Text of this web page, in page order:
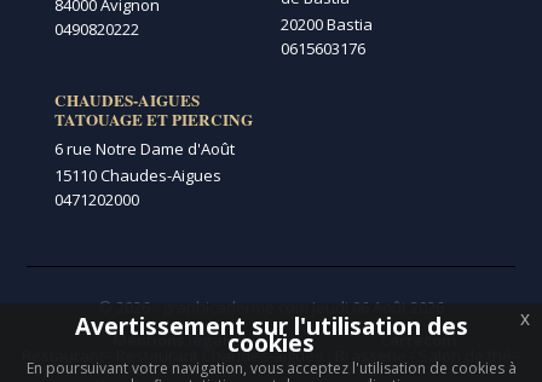
84000 Avignon
0490820222
CHAUDES-AIGUES
TATOUAGE ET PIERCING
6 rue Notre Dame d'Août
15110 Chaudes-Aigues
0471202000
20200 Bastia
0615603176
© 2026 - graphicaderme.com Jeudi 06 Août 2026
Menu secondaireMentions légales Carrécom
Restaurant Chaudes-aigues
Avertissement sur l'utilisation des
cookies
En poursuivant votre navigation, vous acceptez l'utilisation de cookies à
x